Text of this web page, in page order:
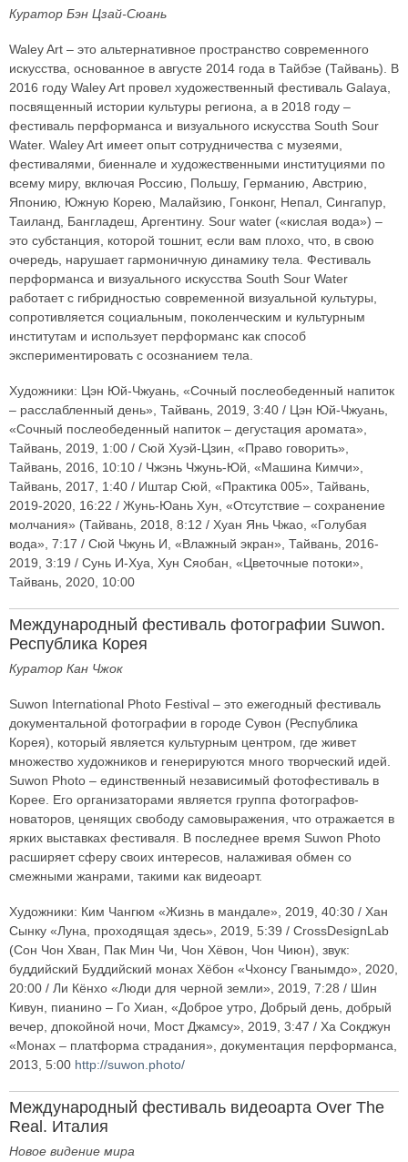
Куратор Бэн Цзай-Сюань
Waley Art – это альтернативное пространство современного
искусства, основанное в августе 2014 года в Тайбэе (Тайвань). В
2016 году Waley Art провел художественный фестиваль Galaya,
посвященный истории культуры региона, а в 2018 году –
фестиваль перформанса и визуального искусства South Sour
Water. Waley Art имеет опыт сотрудничества с музеями,
фестивалями, биеннале и художественными институциями по
всему миру, включая Россию, Польшу, Германию, Австрию,
Японию, Южную Корею, Малайзию, Гонконг, Непал, Сингапур,
Таиланд, Бангладеш, Аргентину. Sour water («кислая вода») –
это субстанция, которой тошнит, если вам плохо, что, в свою
очередь, нарушает гармоничную динамику тела. Фестиваль
перформанса и визуального искусства South Sour Water
работает с гибридностью современной визуальной культуры,
сопротивляется социальным, поколенческим и культурным
институтам и использует перформанс как способ
экспериментировать с осознанием тела.
Художники: Цэн Юй-Чжуань, «Сочный послеобеденный напиток
– расслабленный день», Тайвань, 2019, 3:40 / Цэн Юй-Чжуань,
«Сочный послеобеденный напиток – дегустация аромата»,
Тайвань, 2019, 1:00 / Сюй Хуэй-Цзин, «Право говорить»,
Тайвань, 2016, 10:10 / Чжэнь Чжунь-Юй, «Машина Кимчи»,
Тайвань, 2017, 1:40 / Иштар Сюй, «Практика 005», Тайвань,
2019-2020, 16:22 / Жунь-Юань Хун, «Отсутствие – сохранение
молчания» (Тайвань, 2018, 8:12 / Хуан Янь Чжао, «Голубая
вода», 7:17 / Сюй Чжунь И, «Влажный экран», Тайвань, 2016-
2019, 3:19 / Сунь И-Хуа, Хун Сяобан, «Цветочные потоки»,
Тайвань, 2020, 10:00
Международный фестиваль фотографии Suwon.
Республика Корея
Куратор Кан Чжок
Suwon International Photo Festival – это ежегодный фестиваль
документальной фотографии в городе Сувон (Республика
Корея), который является культурным центром, где живет
множество художников и генерируются много творческий идей.
Suwon Photo – единственный независимый фотофестиваль в
Корее. Его организаторами является группа фотографов-
новаторов, ценящих свободу самовыражения, что отражается в
ярких выставках фестиваля. В последнее время Suwon Photo
расширяет сферу своих интересов, налаживая обмен со
смежными жанрами, такими как видеоарт.
Художники: Ким Чангюм «Жизнь в мандале», 2019, 40:30 / Хан
Сынку «Луна, проходящая здесь», 2019, 5:39 / CrossDesignLab
(Сон Чон Хван, Пак Мин Чи, Чон Хёвон, Чон Чиюн), звук:
буддийский Буддийский монах Хёбон «Чхонсу Гванымдо», 2020,
20:00 / Ли Кёнхо «Люди для черной земли», 2019, 7:28 / Шин
Кивун, пианино – Го Хиан, «Доброе утро, Добрый день, добрый
вечер, дпокойной ночи, Мост Джамсу», 2019, 3:47 / Хa Сокджун
«Монах – платформа страдания», документация перформанса,
2013, 5:00 http://suwon.photo/
Международный фестиваль видеоарта Over The
Real. Италия
Новое видение мира